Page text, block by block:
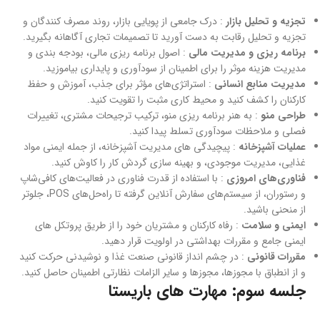
تجزیه و تحلیل بازار : درک جامعی از پویایی بازار، روند مصرف کنندگان و
تجزیه و تحلیل رقابت به دست آورید تا تصمیمات تجاری آگاهانه بگیرید.
برنامه ریزی و مدیریت مالی : اصول برنامه ریزی مالی، بودجه بندی و
مدیریت هزینه موثر را برای اطمینان از سودآوری و پایداری بیاموزید.
مدیریت منابع انسانی : استراتژی‌های مؤثر برای جذب، آموزش و حفظ
کارکنان را کشف کنید و محیط کاری مثبت را تقویت کنید.
طراحی منو : به هنر برنامه ریزی منو، ترکیب ترجیحات مشتری، تغییرات
فصلی و ملاحظات سودآوری تسلط پیدا کنید.
عملیات آشپزخانه : پیچیدگی های مدیریت آشپزخانه، از جمله ایمنی مواد
غذایی، مدیریت موجودی، و بهینه سازی گردش کار را کاوش کنید.
فناوری‌های امروزی : با استفاده از قدرت فناوری در فعالیت‌های کافی‌شاپ
و رستوران، از سیستم‌های سفارش آنلاین گرفته تا راه‌حل‌های POS، جلوتر
از منحنی باشید.
ایمنی و سلامت : رفاه کارکنان و مشتریان خود را از طریق پروتکل های
ایمنی جامع و مقررات بهداشتی در اولویت قرار دهید.
مقررات قانونی : در چشم انداز قانونی صنعت غذا و نوشیدنی حرکت کنید
و از انطباق با مجوزها، مجوزها و سایر الزامات نظارتی اطمینان حاصل کنید.
جلسه سوم: مهارت های باریستا